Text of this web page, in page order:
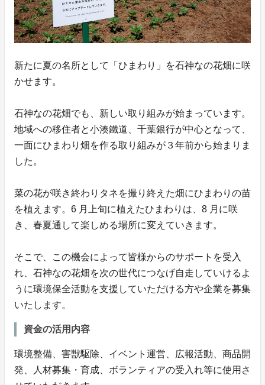
新たに夏の名所として「ひまわり」を石神なの花畑に咲
かせます。
石神なの花畑でも、新しい取り組みが始まっています。
地域への移住者と小湊鐵道、千葉銀行が中心となって、
一面にひまわり畑を作る取り組みが３年前から始まりま
した。
菜の花が咲き終わりタネを撮り終えた畑にひまわりの苗
を植えます。6 月上旬に植えたひまわりは、8 月に咲
き、春夏通して楽しめる場所に変えていきます。
そこで、この機会によって皆様からのサポートを受入
れ、石神なの花畑を次の世代につなげ自走していけるよ
うに環境保全活動を支援していただける方や企業を募集
いたします。
資金の活用内容
環境整備、害獣駆除、イベント運営、広報活動、商品開
発、人材募集・育成、ボランティアの受入れ等に使用さ